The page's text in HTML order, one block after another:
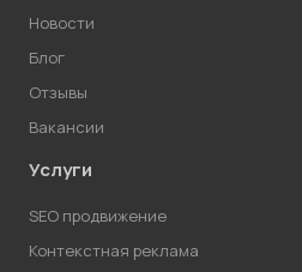
Новости
Блог
Отзывы
Вакансии
Услуги
SEO продвижение
Контекстная реклама